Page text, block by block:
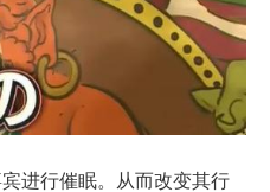
进行催眠。从而改变其行